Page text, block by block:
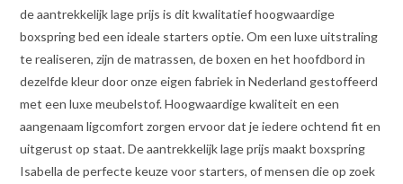
de aantrekkelijk lage prijs is dit kwalitatief hoogwaardige
boxspring bed een ideale starters optie. Om een luxe uitstraling
te realiseren, zijn de matrassen, de boxen en het hoofdbord in
dezelfde kleur door onze eigen fabriek in Nederland gestoffeerd
met een luxe meubelstof. Hoogwaardige kwaliteit en een
aangenaam ligcomfort zorgen ervoor dat je iedere ochtend fit en
uitgerust op staat. De aantrekkelijk lage prijs maakt boxspring
Isabella de perfecte keuze voor starters, of mensen die op zoek